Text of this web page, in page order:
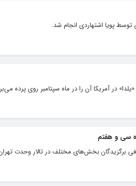
پویا اشتهاردی انجام شد.
در آمریکا آن را در ماه سپتامبر روی پرده
سی و هفتم
برگزیدگان بخش‌های مختلف در تالار وحدت